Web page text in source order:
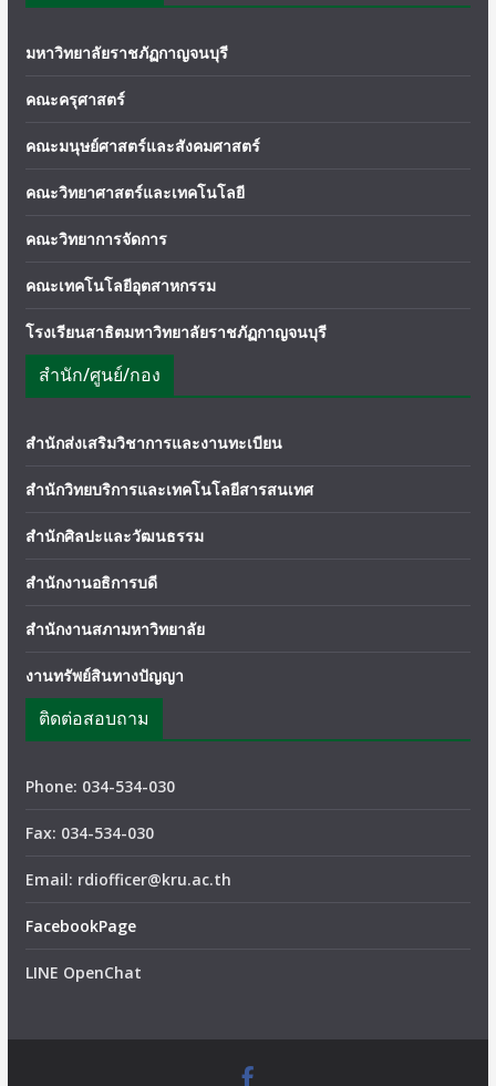
มหาวิทยาลัยราชภัฏกาญจนบุรี
คณะครุศาสตร์
คณะมนุษย์ศาสตร์และสังคมศาสตร์
คณะวิทยาศาสตร์และเทคโนโลยี
คณะวิทยาการจัดการ
คณะเทคโนโลยีอุตสาหกรรม
โรงเรียนสาธิตมหาวิทยาลัยราชภัฏกาญจนบุรี
สำนัก/ศูนย์/กอง
สำนักส่งเสริมวิชาการและงานทะเบียน
สำนักวิทยบริการและเทคโนโลยีสารสนเทศ
สำนักศิลปะและวัฒนธรรม
สำนักงานอธิการบดี
สำนักงานสภามหาวิทยาลัย
งานทรัพย์สินทางปัญญา
ติดต่อสอบถาม
Phone: 034-534-030
Fax: 034-534-030
Email: rdiofficer@kru.ac.th
FacebookPage
LINE OpenChat